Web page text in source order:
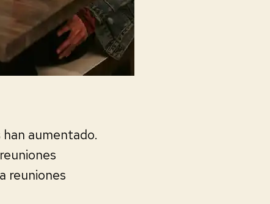
aumentado.
reuniones